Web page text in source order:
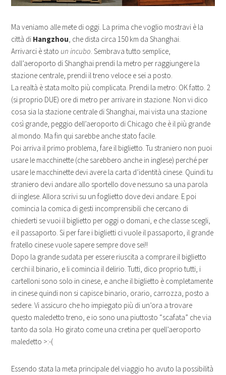
Ma veniamo alle mete di oggi. La prima che voglio mostravi è la
città di Hangzhou, che dista circa 150 km da Shanghai.
Arrivarci è stato un incubo. Sembrava tutto semplice,
dall’aeroporto di Shanghai prendi la metro per raggiungere la
stazione centrale, prendi il treno veloce e sei a posto.
La realtà è stata molto più complicata. Prendi la metro: OK fatto. 2
(si proprio DUE) ore di metro per arrivare in stazione. Non vi dico
cosa sia la stazione centrale di Shanghai, mai vista una stazione
così grande, peggio dell’aeroporto di Chicago che è il più grande
al mondo. Ma fin qui sarebbe anche stato facile.
Poi arriva il primo problema, fare il biglietto. Tu straniero non puoi
usare le macchinette (che sarebbero anche in inglese) perché per
usare le macchinette devi avere la carta d’identità cinese. Quindi tu
straniero devi andare allo sportello dove nessuno sa una parola
di inglese. Allora scrivi su un foglietto dove devi andare. E poi
comincia la comica di gesti incomprensibili che cercano di
chiederti se vuoi il biglietto per oggi o domani, e che classe scegli,
e il passaporto. Si per fare i biglietti ci vuole il passaporto, il grande
fratello cinese vuole sapere sempre dove sei!!
Dopo la grande sudata per essere riuscita a comprare il biglietto
cerchi il binario, e li comincia il delirio. Tutti, dico proprio tutti, i
cartelloni sono solo in cinese, e anche il biglietto è completamente
in cinese quindi non si capisce binario, orario, carrozza, posto a
sedere. Vi assicuro che ho impiegato più di un’ora a trovare
questo maledetto treno, e io sono una piuttosto “scafata” che via
tanto da sola. Ho girato come una cretina per quell’aeroporto
maledetto >:-(
Essendo stata la meta principale del viaggio ho avuto la possibilità